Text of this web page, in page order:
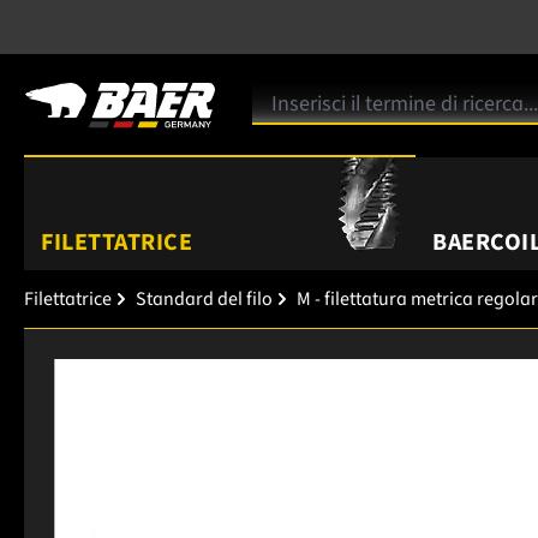
FILETTATRICE
Filettatrice Standard del filo M - filettatura metrica